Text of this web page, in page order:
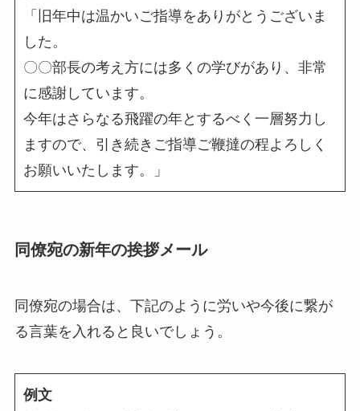
「旧年中は温かいご指導をありがとうございま
した。
〇〇部長の考え方には多くの学びがあり、非常
に感謝しています。
今年はさらなる飛躍の年とするべく一層努力し
ますので、引き続きご指導ご鞭撻の程よろしく
お願いいたします。」
同僚宛の新年の挨拶メール
同僚宛の場合は、下記のように労いや今後に繋が
る言葉を入れると良いでしょう。
例文